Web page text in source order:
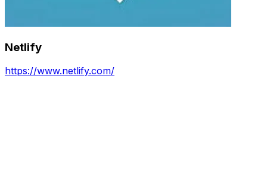
Netlify
https://www.netlify.com/